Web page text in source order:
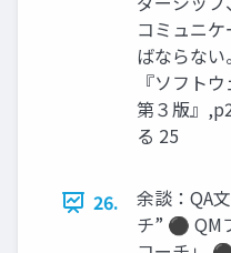
コミュニ
ばならない
『ソフト
第３版』
る 25
26.
余談：QA
チ” ⚫ QM